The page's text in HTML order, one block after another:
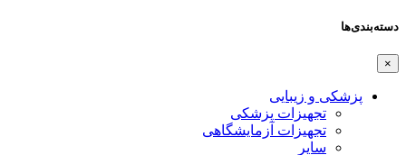
دسته‌بندی‌ها
×
پزشکی و زیبایی
تجهیزات پزشکی
تجهیزات آزمایشگاهی
سایر